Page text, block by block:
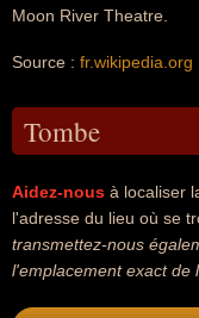
Moon River Theatre.
Source : fr.wikipedia.org
Tombe
Aidez-nous à localiser
l'adresse du lieu où se
transmettez-nous
l'emplacement exact de